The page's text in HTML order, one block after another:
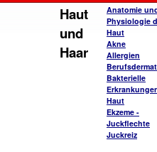
Haut
und
Haar
Anatomie
Physiologie
Haut
Akne
Allergien
Bakterielle
Haut
Ekzeme -
Juckflechte
Juckreiz